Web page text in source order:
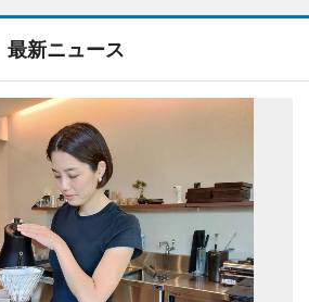
最新ニュース